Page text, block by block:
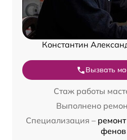
Константин
Вызвать
Стаж работы
Выполнено
Специализация –
фенов